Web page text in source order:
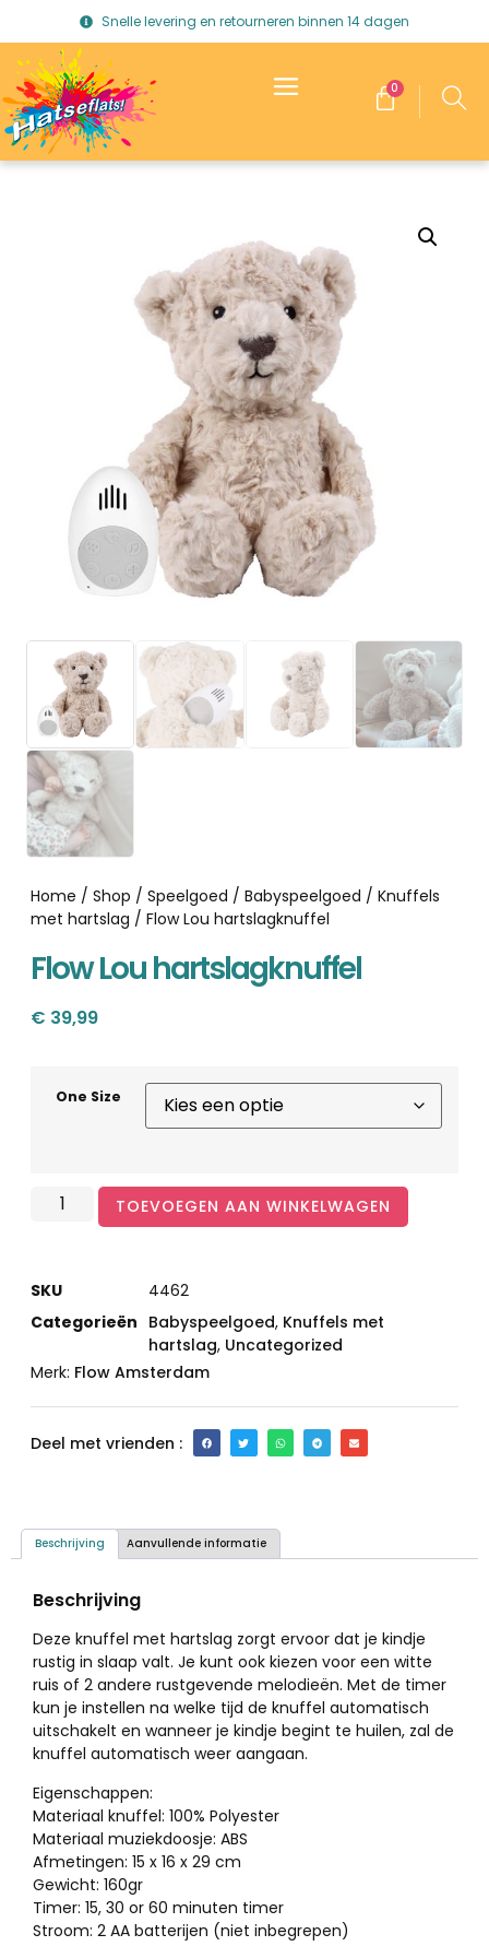
Snelle levering en retourneren binnen 14 dagen
0
Home / Shop / Speelgoed / Babyspeelgoed / Knuffels
met hartslag / Flow Lou hartslagknuffel
Flow Lou hartslagknuffel
€ 39,99
One Size
TOEVOEGEN AAN WINKELWAGEN
SKU
4462
Categorieën Babyspeelgoed, Knuffels met
hartslag, Uncategorized
Merk: Flow Amsterdam
Deel met vrienden :
Beschrijving Aanvullende informatie
Beschrijving
Deze knuffel met hartslag zorgt ervoor dat je kindje
rustig in slaap valt. Je kunt ook kiezen voor een witte
ruis of 2 andere rustgevende melodieën. Met de timer
kun je instellen na welke tijd de knuffel automatisch
uitschakelt en wanneer je kindje begint te huilen, zal de
knuffel automatisch weer aangaan.
Eigenschappen:
Materiaal knuffel: 100% Polyester
Materiaal muziekdoosje: ABS
Afmetingen: 15 x 16 x 29 cm
Gewicht: 160gr
Timer: 15, 30 or 60 minuten timer
Stroom: 2 AA batterijen (niet inbegrepen)